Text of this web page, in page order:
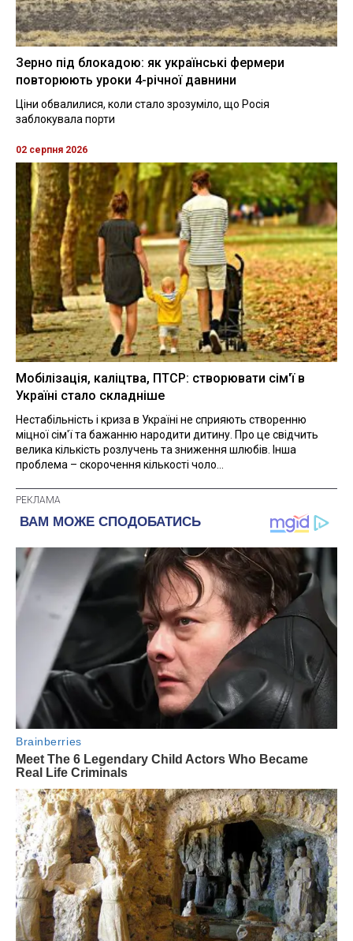
Зерно під блокадою: як українські фермери
повторюють уроки 4-річної давнини
Ціни обвалилися, коли стало зрозуміло, що Росія
заблокувала порти
02 серпня 2026
Мобілізація, каліцтва, ПТСР: створювати сім'ї в
Україні стало складніше
Нестабільність і криза в Україні не сприяють створенню
міцної сім'ї та бажанню народити дитину. Про це свідчить
велика кількість розлучень та зниження шлюбів. Інша
проблема – скорочення кількості чоло...